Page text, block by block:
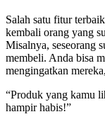
Salah satu fitur
kembali orang yang
Misalnya, seseorang
membeli. Anda bisa
mengingatkan
“Produk yang kamu
hampir habis!”